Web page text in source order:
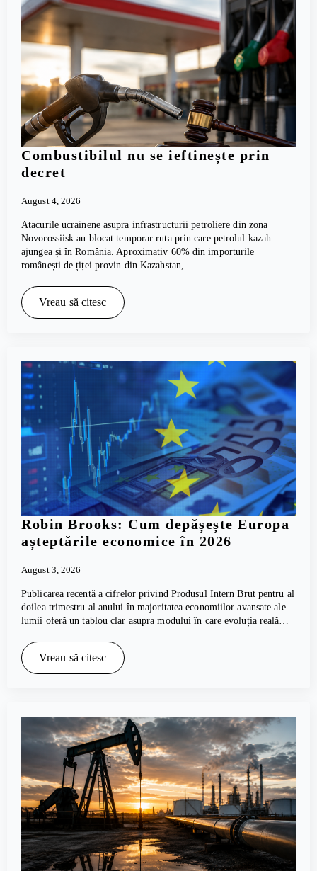
Combustibilul nu se ieftinește prin
decret
August 4, 2026
Atacurile ucrainene asupra infrastructurii petroliere din zona
Novorossiisk au blocat temporar ruta prin care petrolul kazah
ajungea și în România. Aproximativ 60% din importurile
românești de țiței provin din Kazahstan,…
Vreau să citesc
Robin Brooks: Cum depășește Europa
așteptările economice în 2026
August 3, 2026
Publicarea recentă a cifrelor privind Produsul Intern Brut pentru al
doilea trimestru al anului în majoritatea economiilor avansate ale
lumii oferă un tablou clar asupra modului în care evoluția reală…
Vreau să citesc